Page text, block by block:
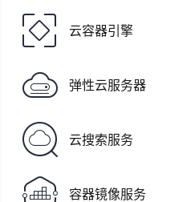
云容器引擎
弹性云服务器
云搜索服务
容器镜像服务